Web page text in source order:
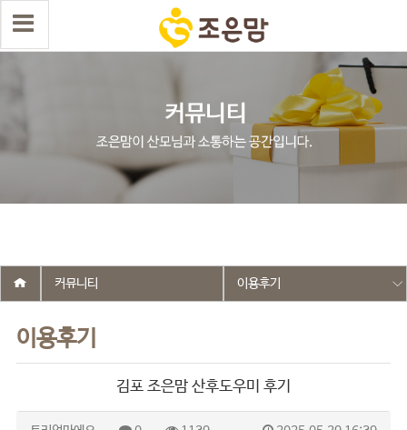
select wr_id, wr_subject from g5_write_m05_04 where wr_is_comment
= 0 and wr_datetime <= '2025-05-29 16:39:36' and wr_id <> '2565'
order by wr_datetime desc limit 1 asdasf
이용후기
커뮤니티 이용후기
김포 조은맘 산후도우미 후기